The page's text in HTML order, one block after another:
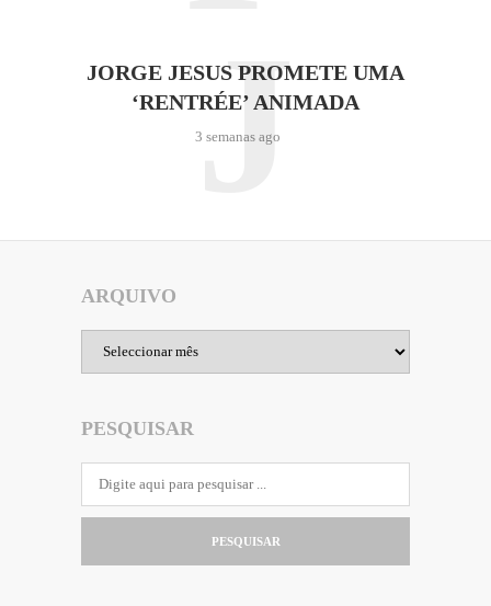
JORGE JESUS PROMETE UMA
‘RENTRÉE’ ANIMADA
3 semanas ago
J
ARQUIVO
PESQUISAR
PESQUISAR